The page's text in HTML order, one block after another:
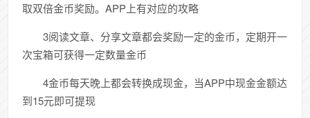
取双倍金币奖励。APP上有对应的攻略
3阅读文章、分享文章都会奖励一定的金币，定期开一
次宝箱可获得一定数量金币
4金币每天晚上都会转换成现金，当APP中现金金额达
到15元即可提现